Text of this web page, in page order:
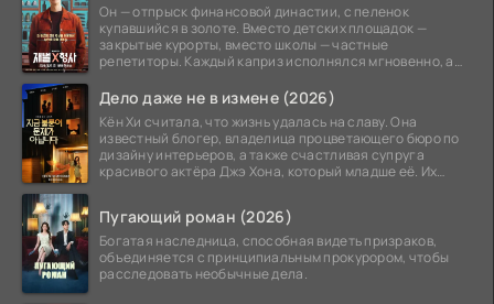
Он — отпрыск финансовой династии, с пеленок
купавшийся в золоте. Вместо детских площадок —
закрытые курорты, вместо школы — частные
репетиторы. Каждый каприз исполнялся мгновенно, а
Дело даже не в измене (2026)
Кён Хи считала, что жизнь удалась на славу. Она
известный блогер, владелица процветающего бюро по
дизайну интерьеров, а также счастливая супруга
красивого актёра Джэ Хона, который младше её. Их
Пугающий роман (2026)
Богатая наследница, способная видеть призраков,
объединяется с принципиальным прокурором, чтобы
расследовать необычные дела.